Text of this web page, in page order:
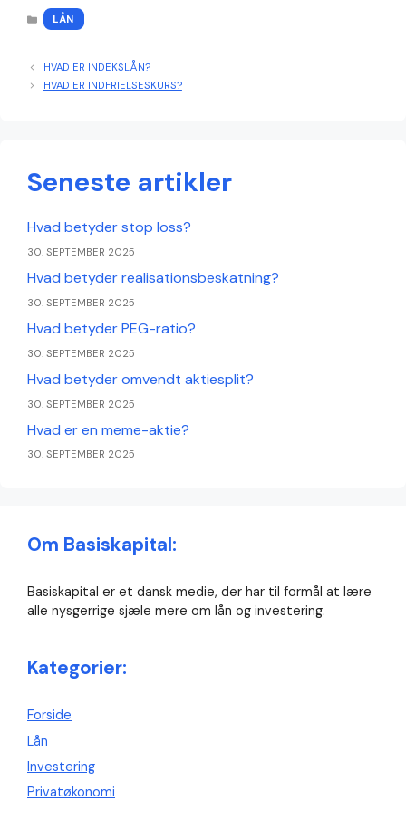
KATEGORIER
LÅN
HVAD ER INDEKSLÅN?
HVAD ER INDFRIELSESKURS?
Seneste artikler
Hvad betyder stop loss?
30. SEPTEMBER 2025
Hvad betyder realisationsbeskatning?
30. SEPTEMBER 2025
Hvad betyder PEG-ratio?
30. SEPTEMBER 2025
Hvad betyder omvendt aktiesplit?
30. SEPTEMBER 2025
Hvad er en meme-aktie?
30. SEPTEMBER 2025
Om Basiskapital:
Basiskapital er et dansk medie, der har til formål at lære
alle nysgerrige sjæle mere om lån og investering.
Kategorier:
Forside
Lån
Investering
Privatøkonomi